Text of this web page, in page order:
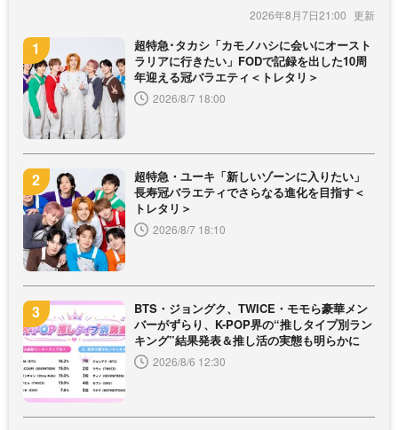
2026年8月7日21:00
超特急･タカシ「カモノハシに会いにオースト
ラリアに行きたい」FODで記録を出した10周
年迎える冠バラエティ＜トレタリ＞
2026/8/7 18:00
超特急・ユーキ「新しいゾーンに入りたい」
長寿冠バラエティでさらなる進化を目指す＜
トレタリ＞
2026/8/7 18:10
BTS・ジョングク、TWICE・モモら豪華メン
バーがずらり、K-POP界の“推しタイプ別ラン
キング”結果発表＆推し活の実態も明らかに
2026/8/6 12:30